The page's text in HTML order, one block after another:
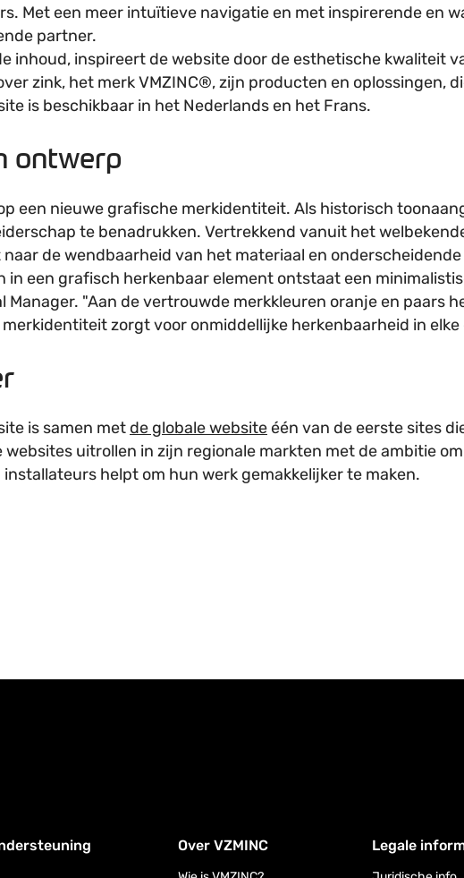
Met een meer intuïtieve navigatie en met inspirerende en
partner.
inhoud, inspireert de website door de esthetische kwaliteit
zink, het merk VMZINC®, zijn producten en oplossingen,
is beschikbaar in het Nederlands en het Frans.
ontwerp
een nieuwe grafische merkidentiteit. Als historisch
te benadrukken. Vertrekkend vanuit het
de wendbaarheid van het materiaal en
in een grafisch herkenbaar element ontstaat een
Manager. "Aan de vertrouwde merkkleuren oranje en paars
zorgt voor onmiddellijke herkenbaarheid in
is samen met de globale websiteéén van de eerste sites
websites uitrollen in zijn regionale markten met de ambitie
helpt om hun werk gemakkelijker te maken.
Over VZMINC Legale